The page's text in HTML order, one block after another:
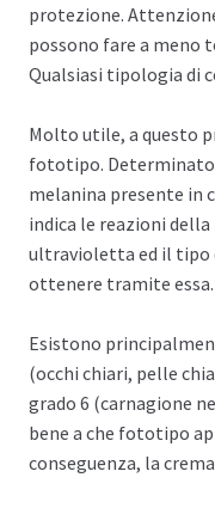
protezione.
possono fare a
Qualsiasi tipologia di
Molto utile, a questo
fototipo. Determinato
melanina presente in
indica le reazioni
ultravioletta ed il tipo
ottenere tramite essa.
Esistono
(occhi chiari, pelle
grado 6 (carnagione
bene a che fototipo
conseguenza, la